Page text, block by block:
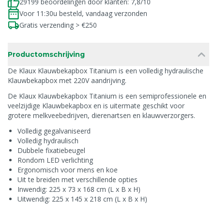
Voor 11:30u besteld, vandaag verzonden
Gratis verzending > €250
Productomschrijving
De Klaux Klauwbekapbox Titanium is een volledig hydraulische
Klauwbekapbox met 220V aandrijving.
De Klaux Klauwbekapbox Titanium is een semiprofessionele en
veelzijdige Klauwbekapbox en is uitermate geschikt voor
grotere melkveebedrijven, dierenartsen en klauwverzorgers.
Volledig gegalvaniseerd
Volledig hydraulisch
Dubbele fixatiebeugel
Rondom LED verlichting
Ergonomisch voor mens en koe
Uit te breiden met verschillende opties
Inwendig: 225 x 73 x 168 cm (L x B x H)
Uitwendig: 225 x 145 x 218 cm (L x B x H)